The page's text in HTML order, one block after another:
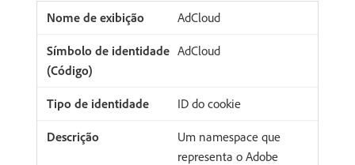
AdCloud
AdCloud
ID do cookie
Um namespace que
representa o Adobe